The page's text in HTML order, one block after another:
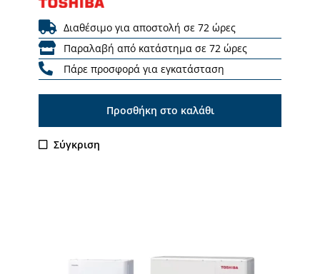
Διαθέσιμο για αποστολή σε 72 ώρες
Παραλαβή από κατάστημα σε 72 ώρες
Πάρε προσφορά για εγκατάσταση
Προσθήκη στο καλάθι
Σύγκριση